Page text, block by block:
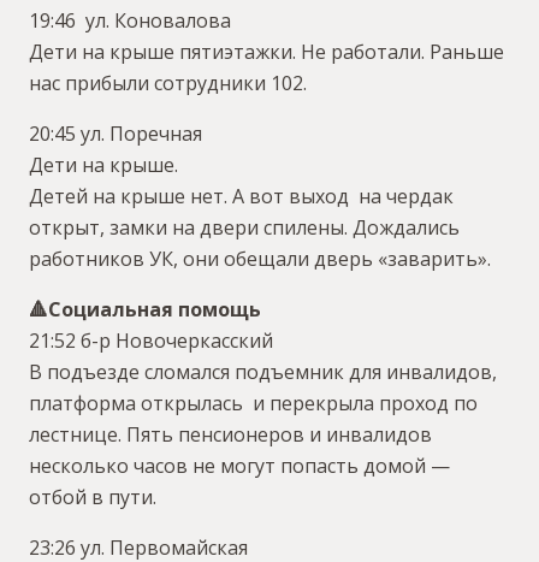
19:46 ул. Коновалова
Дети на крыше пятиэтажки. Не работали. Раньше
нас прибыли сотрудники 102.
20:45 ул. Поречная
Дети на крыше.
Детей на крыше нет. А вот выход на чердак
открыт, замки на двери спилены. Дождались
работников УК, они обещали дверь «заварить».
🔺️Социальная помощь
21:52 б-р Новочеркасский
В подъезде сломался подъемник для инвалидов,
платформа открылась и перекрыла проход по
лестнице. Пять пенсионеров и инвалидов
несколько часов не могут попасть домой —
отбой в пути.
23:26 ул. Первомайская